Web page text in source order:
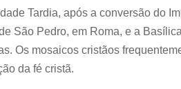
Tardia, após a conversão do
São Pedro, em Roma, e a
Os mosaicos cristãos
da fé cristã.